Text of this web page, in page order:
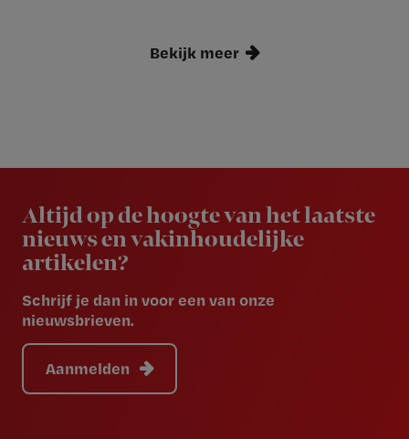
Bekijk meer
Altijd op de hoogte van het laatste
nieuws en vakinhoudelijke
artikelen?
Schrijf je dan in voor een van onze
nieuwsbrieven.
Aanmelden